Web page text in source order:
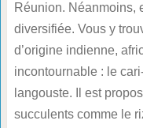
Réunion. Néanmoins,
diversifiée. Vous y
d’origine indienne,
incontournable : le
langouste. Il est
succulents comme le